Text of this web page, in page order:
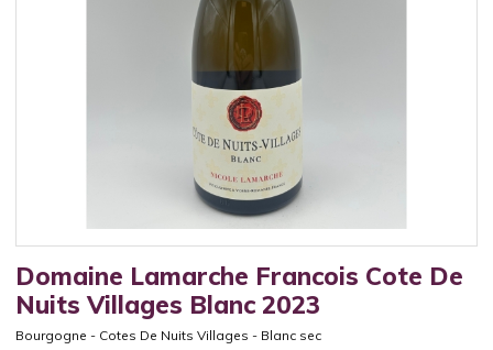
Domaine Lamarche Francois Cote De
Nuits Villages Blanc 2023
Bourgogne - Cotes De Nuits Villages - Blanc sec